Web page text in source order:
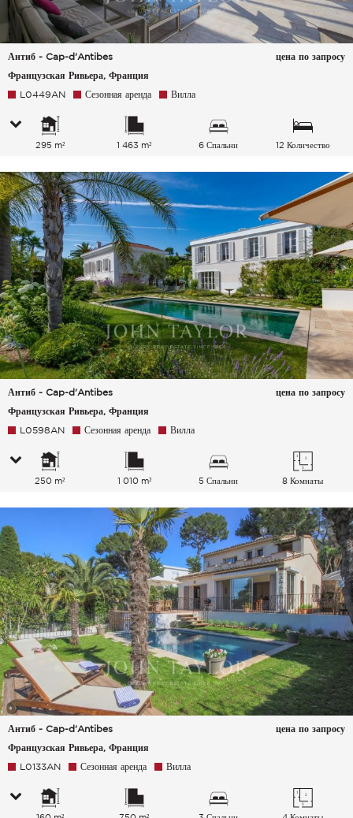
Антиб - Cap-d'Antibes
Французская Ривьера, Франция
цена по запросу
L0449AN Сезонная аренда Вилла
295 m² 1 463 m² 6 Спальни
12 Количество
Антиб - Cap-d'Antibes
Французская Ривьера, Франция
цена по запросу
L0598AN Сезонная аренда Вилла
250 m² 1 010 m² 5 Спальни 8 Комнаты
Антиб - Cap-d'Antibes
Французская Ривьера, Франция
цена по запросу
L0133AN Сезонная аренда Вилла